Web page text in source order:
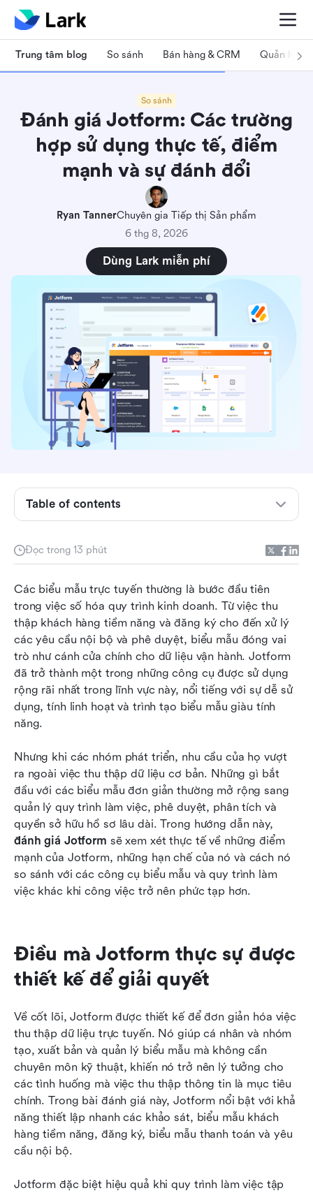
Trung tâm blog So sánh Bán hàng & CRM Quản lý dự
So sánh
Đánh giá Jotform: Các trường
hợp sử dụng thực tế, điểm
mạnh và sự đánh đổi
Ryan TannerChuyên gia Tiếp thị Sản phẩm
6 thg 8, 2026
Dùng Lark miễn phí
Đọc trong 13 phút
Các biểu mẫu trực tuyến thường là bước đầu tiên
trong việc số hóa quy trình kinh doanh. Từ việc thu
thập khách hàng tiềm năng và đăng ký cho đến xử lý
các yêu cầu nội bộ và phê duyệt, biểu mẫu đóng vai
trò như cánh cửa chính cho dữ liệu vận hành. Jotform
đã trở thành một trong những công cụ được sử dụng
rộng rãi nhất trong lĩnh vực này, nổi tiếng với sự dễ sử
dụng, tính linh hoạt và trình tạo biểu mẫu giàu tính
năng.
Nhưng khi các nhóm phát triển, nhu cầu của họ vượt
ra ngoài việc thu thập dữ liệu cơ bản. Những gì bắt
đầu với các biểu mẫu đơn giản thường mở rộng sang
quản lý quy trình làm việc, phê duyệt, phân tích và
đánh giá Jotform sẽ xem xét thực tế về những điểm
mạnh của Jotform, những hạn chế của nó và cách nó
so sánh với các công cụ biểu mẫu và quy trình làm
việc khác khi công việc trở nên phức tạp hơn.
Điều mà Jotform thực sự được
thiết kế để giải quyết
Về cốt lõi, Jotform được thiết kế để đơn giản hóa việc
thu thập dữ liệu trực tuyến. Nó giúp cá nhân và nhóm
tạo, xuất bản và quản lý biểu mẫu mà không cần
chuyên môn kỹ thuật, khiến nó trở nên lý tưởng cho
các tình huống mà việc thu thập thông tin là mục tiêu
chính. Trong bài đánh giá này, Jotform nổi bật với khả
năng thiết lập nhanh các khảo sát, biểu mẫu khách
hàng tiềm năng, đăng ký, biểu mẫu thanh toán và yêu
cầu nội bộ.
Jotform đặc biệt hiệu quả khi quy trình làm việc tập
Table of contents
quyết
Đánh giá các khả năng cốt lõi và tính năng tự
Khám phá các gói dịch vụ của Jotform
Nơi Jotform tỏa sáng và nơi nó dừng lại
Cách Lark chuyển các phản hồi từ biểu mẫu
thành công việc thực tế
Jotform so với Lark: Lựa chọn dựa trên cách
công việc phát triển
Câu hỏi thường gặp
Đọc liên quan